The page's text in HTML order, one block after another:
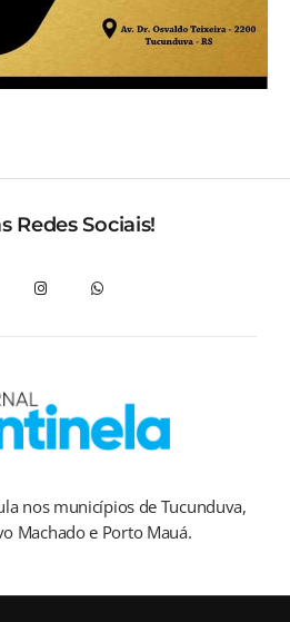
Redes Sociais!
nos municípios de Tucunduva,
Machado e Porto Mauá.